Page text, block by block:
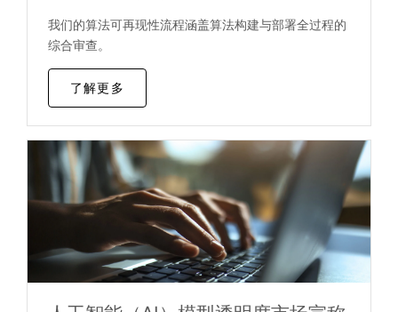
我们的算法可再现性流程涵盖算法构建与部署全过程的
综合审查。
了解更多